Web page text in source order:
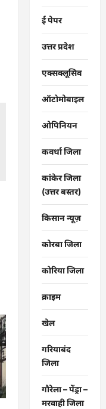
ई पेपर
उत्तर प्रदेश
एक्सक्लूसिव
ऑटोमोबाइल
ओपिनियन
कवर्धा जिला
कांकेर जिला
(उत्तर बस्तर)
किसान न्यूज़
कोरबा जिला
कोरिया जिला
क्राइम
खेल
गरियाबंद
जिला
गौरेला – पेंड्रा –
मरवाही जिला